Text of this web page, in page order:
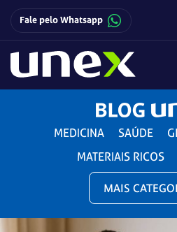
Fale pelo Whatsapp
MEDICINA SAÚDE
MATERIAIS RICOS
MAIS